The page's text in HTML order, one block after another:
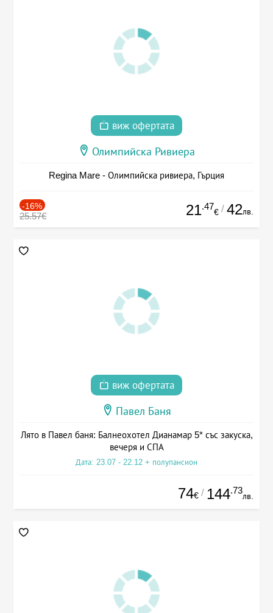
виж офертата
Олимпийска Ривиера
Regina Mare - Олимпийска ривиера, Гърция
-16%
25.57€ 21.47
€ / 42лв.
виж офертата
Павел Баня
Лято в Павел баня: Балнеохотел Дианамар 5* със закуска,
вечеря и СПА
Дата: 23.07 - 22.12 + полупансион
74€ / 144.73
лв.